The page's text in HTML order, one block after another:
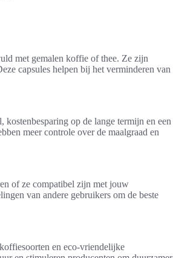
met gemalen koffie of thee. Ze zijn
capsules helpen bij het verminderen van
op de lange termijn en een
meer controle over de maalgraad en
of ze compatibel zijn met jouw
van andere gebruikers om de beste
en eco-vriendelijke